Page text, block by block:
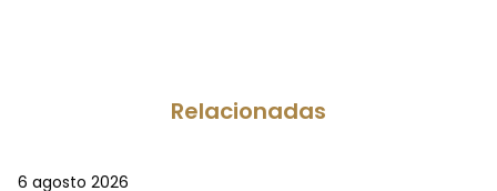
Relacionadas
6 agosto 2026